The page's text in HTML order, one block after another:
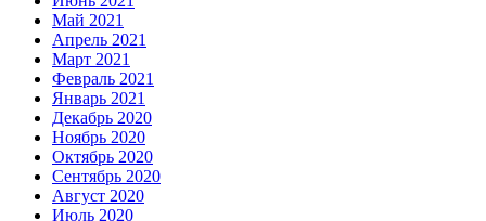
Май 2021
Апрель 2021
Март 2021
Февраль 2021
Январь 2021
Декабрь 2020
Ноябрь 2020
Октябрь 2020
Сентябрь 2020
Август 2020
Июль 2020